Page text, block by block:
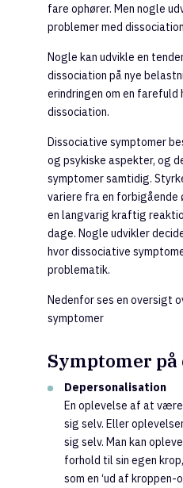
fare ophører. Men nogle
problemer med
Nogle kan udvikle en
dissociation på nye
erindringen om en
dissociation.
Dissociative symptomer
og psykiske aspekter, og
symptomer samtidig.
variere fra en forbigående
en langvarig kraftig
dage. Nogle udvikler
hvor dissociative
problematik.
Nedenfor ses en oversigt
symptomer
Symptomer
Depersonalisation
En oplevelse af at
sig selv. Eller
sig selv. Man kan
forhold til sin egen
som en ‘ud af kroppen-